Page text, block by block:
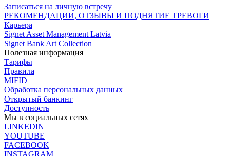
Записаться на личную встречу
РЕКОМЕНДАЦИИ, ОТЗЫВЫ И ПОДНЯТИЕ ТРЕВОГИ
Карьера
Signet Asset Management Latvia
Signet Bank Art Collection
Полезная информация
Тарифы
Правила
MIFID
Обработка персональных данных
Открытый банкинг
Доступность
Мы в социальных сетях
LINKEDIN
YOUTUBE
FACEBOOK